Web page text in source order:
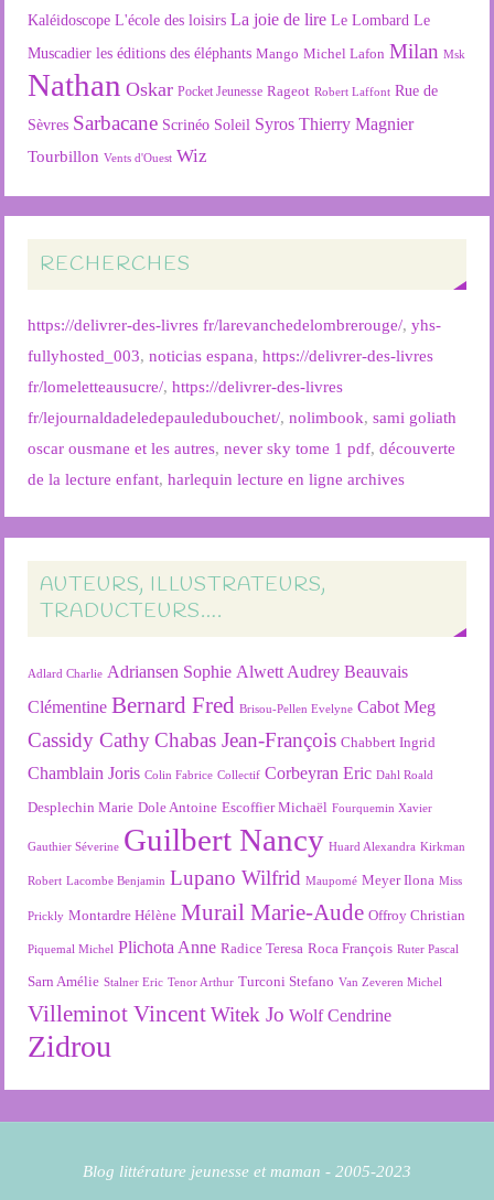
Kaléidoscope L'école des loisirs La joie de lire Le Lombard Le
Muscadier les éditions des éléphants Mango Michel Lafon Milan Msk
Nathan Oskar Pocket Jeunesse Rageot Robert Laffont Rue de
Sèvres Sarbacane Scrinéo Soleil Syros Thierry Magnier
Tourbillon Vents d'Ouest Wiz
RECHERCHES
https://delivrer-des-livres fr/larevanchedelombrerouge/,yhs-
fullyhosted_003,noticias espana,https://delivrer-des-livres
fr/lomeletteausucre/,https://delivrer-des-livres
fr/lejournaldadeledepauledubouchet/,nolimbook,sami goliath
oscar ousmane et les autres,never sky tome 1 pdf,découverte
de la lecture enfant,harlequin lecture en ligne archives
AUTEURS, ILLUSTRATEURS,
TRADUCTEURS….
Adlard Charlie Adriansen Sophie Alwett Audrey Beauvais
Clémentine Bernard Fred Brisou-Pellen Evelyne Cabot Meg
Cassidy Cathy Chabas Jean-François Chabbert Ingrid
Chamblain Joris Colin Fabrice Collectif Corbeyran Eric Dahl Roald
Desplechin Marie Dole Antoine Escoffier Michaël Fourquemin Xavier
Gauthier Séverine Guilbert Nancy Huard Alexandra Kirkman
Robert Lacombe Benjamin Lupano Wilfrid Maupomé Meyer Ilona Miss
Prickly Montardre Hélène Murail Marie-Aude Offroy Christian
Piquemal Michel Plichota Anne Radice Teresa Roca François Ruter Pascal
Sarn Amélie Stalner Eric Tenor Arthur Turconi Stefano Van Zeveren Michel
Villeminot Vincent Witek Jo Wolf Cendrine
Zidrou
Blog littérature jeunesse et maman - 2005-2023